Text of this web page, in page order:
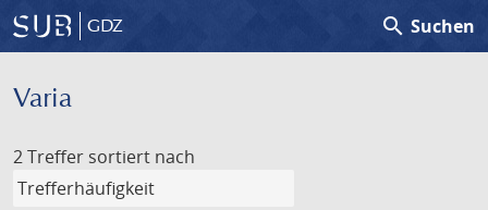
GDZ search Suchen
Varia
2 Treffer sortiert nach